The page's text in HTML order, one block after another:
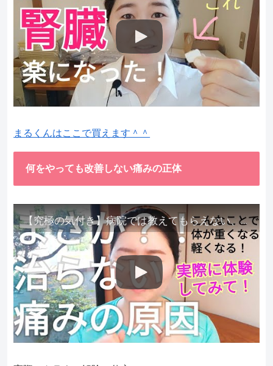
まるくんはここで買えます＾＾
何をやっても改善しない痛みの正体
【究極の気付き】病院では教えてもらえない、その長年悩んできた痛み、症状、どうして治らないのか？痛みの正体、実際に今すぐ試して知ってほしい。